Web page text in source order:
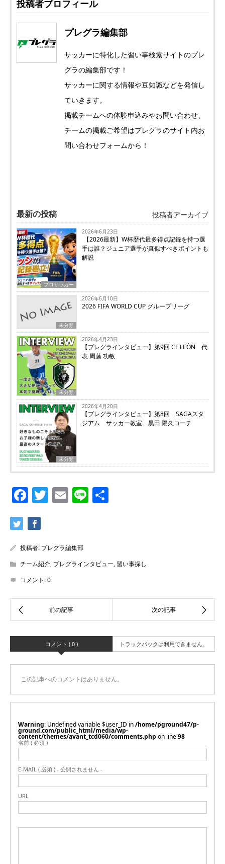
投稿者プロフィール
プレグラ編集部
サッカーに特化した習い事検索サイトのプレ
グラの編集部です！
サッカーに関する情報や豆知識などを発信し
ていきます。
掲載チームへの体験申込みやお問い合わせ、
チームの掲載ご希望はプレグラのサイト内お
問い合わせフォームから！
最新の投稿 投稿者アーカイブ
プロサッカー
2026年6月23日
【2026最新】W杯歴代最多得点記録を持つ選
手は誰？ジュニア選手が真似すべきポイントも
解説
未分類
2026年6月10日
2026 FIFA WORLD CUP グループリーグ
未分類
2026年4月23日
【プレグラインタビュー】第9回 CF LEÒN 代
表 周藤 功敏
未分類
2026年4月20日
【プレグラインタビュー】第8回 SAGAスタ
ジアム サッカー教室 黒田 陽久コーチ
Facebook
Twitter
Email
Line
投稿者: プレグラ編集部
チーム紹介, プレグラインタビュー,習い事探し
コメント:0
コメント ( 0 ) トラックバックは利用できません。
この記事へのコメントはありません。
Warning : Undefined variable $user_ID in/home/pground47/p-
ground.com/public_html/media/wp-
content/themes/avant_tcd060/comments.php on line98
名前 ( 必須 )
E-MAIL ( 必須 ) - 公開されません -
URL